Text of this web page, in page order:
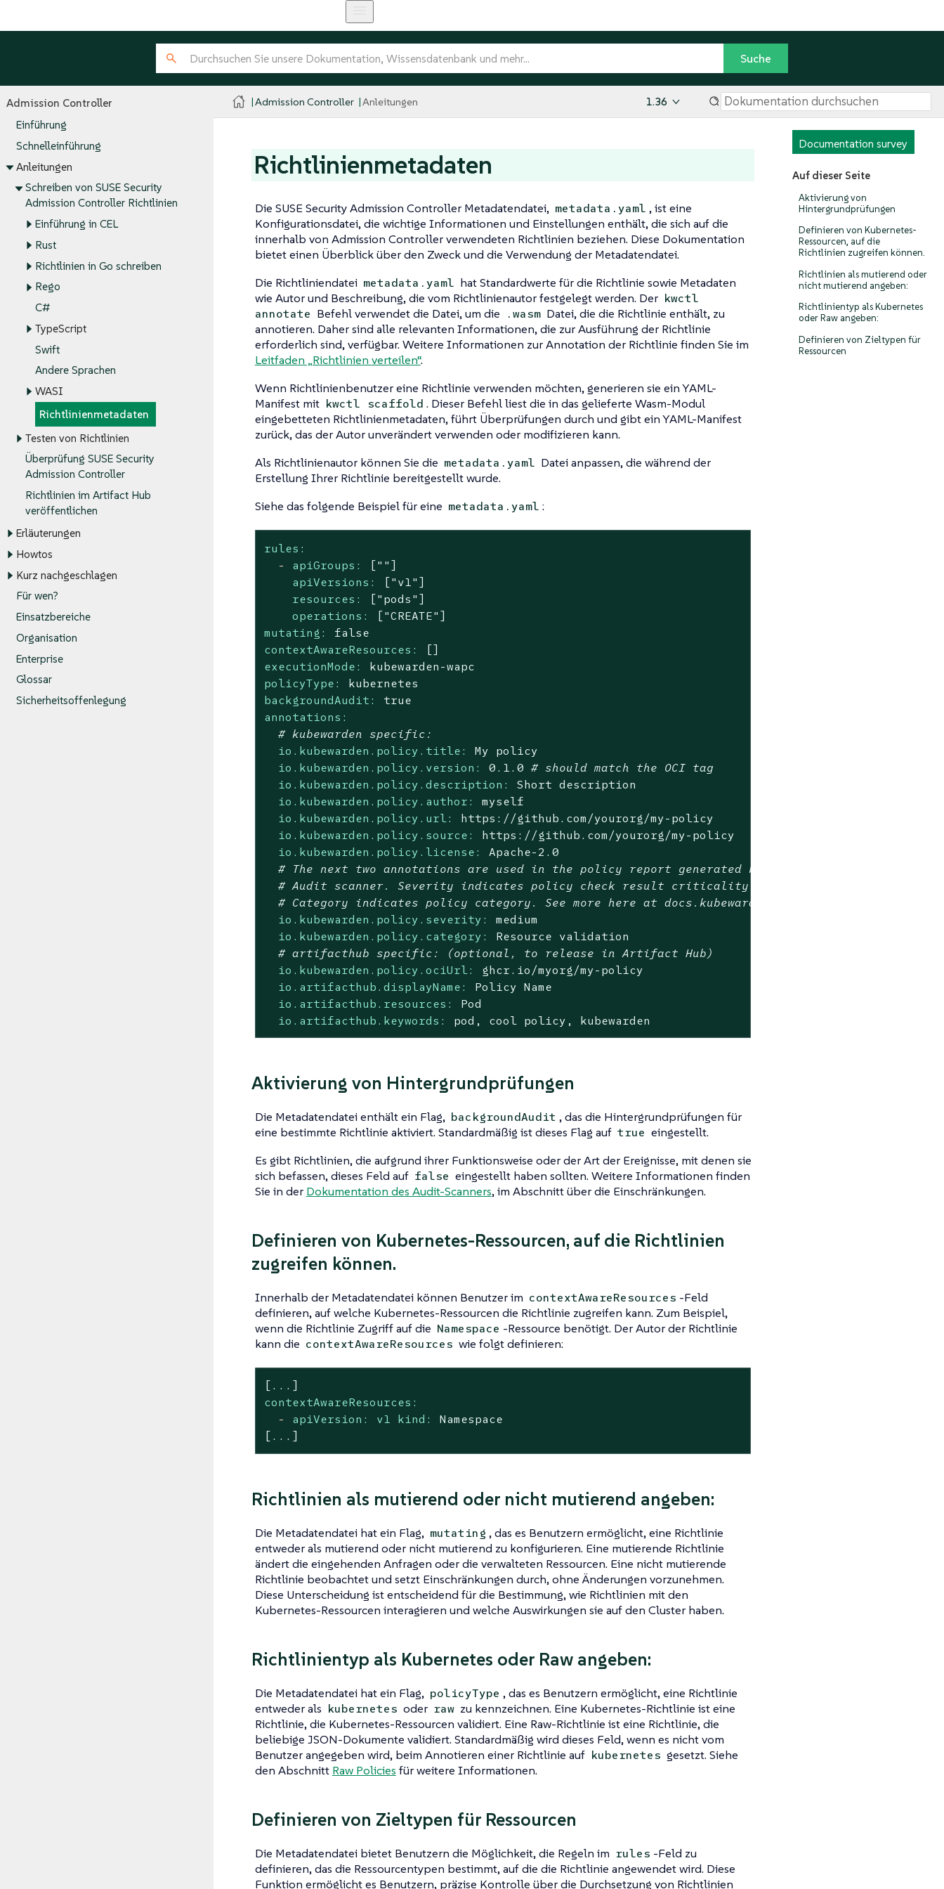
Admission Controller
Einführung
Schnelleinführung
Anleitungen
Schreiben von SUSE Security
Admission Controller Richtlinien
Einführung in CEL
Rust
Richtlinien in Go schreiben
Rego
C#
TypeScript
Swift
Andere Sprachen
WASI
Richtlinienmetadaten
Testen von Richtlinien
Überprüfung SUSE Security
Admission Controller
Richtlinien im Artifact Hub
veröffentlichen
Erläuterungen
Howtos
Kurz nachgeschlagen
Für wen?
Einsatzbereiche
Organisation
Enterprise
Glossar
Sicherheitsoffenlegung
Admission Controller Anleitungen 1.36
Documentation survey
Auf dieser Seite
Aktivierung von
Hintergrundprüfungen
Definieren von Kubernetes-
Ressourcen, auf die
Richtlinien zugreifen können.
Richtlinien als mutierend oder
nicht mutierend angeben:
Richtlinientyp als Kubernetes
oder Raw angeben:
Definieren von Zieltypen für
Ressourcen
Richtlinienmetadaten
Die SUSE Security Admission Controller Metadatendatei, metadata.yaml , ist eine
Konfigurationsdatei, die wichtige Informationen und Einstellungen enthält, die sich auf die
innerhalb von Admission Controller verwendeten Richtlinien beziehen. Diese Dokumentation
bietet einen Überblick über den Zweck und die Verwendung der Metadatendatei.
Die Richtliniendatei metadata.yaml hat Standardwerte für die Richtlinie sowie Metadaten
wie Autor und Beschreibung, die vom Richtlinienautor festgelegt werden. Der kwctl
annotate Befehl verwendet die Datei, um die .wasm Datei, die die Richtlinie enthält, zu
annotieren. Daher sind alle relevanten Informationen, die zur Ausführung der Richtlinie
erforderlich sind, verfügbar. Weitere Informationen zur Annotation der Richtlinie finden Sie im
Leitfaden „Richtlinien verteilen“.
Wenn Richtlinienbenutzer eine Richtlinie verwenden möchten, generieren sie ein YAML-
Manifest mit kwctl scaffold . Dieser Befehl liest die in das gelieferte Wasm-Modul
eingebetteten Richtlinienmetadaten, führt Überprüfungen durch und gibt ein YAML-Manifest
zurück, das der Autor unverändert verwenden oder modifizieren kann.
Als Richtlinienautor können Sie die metadata.yaml Datei anpassen, die während der
Erstellung Ihrer Richtlinie bereitgestellt wurde.
Siehe das folgende Beispiel für eine metadata.yaml :
rules:
-
apiGroups:
[""]
apiVersions:
["v1"]
resources:
["pods"]
operations:
["CREATE"]
mutating:
false
contextAwareResources:
[]
executionMode:
kubewarden-wapc
policyType:
kubernetes
backgroundAudit:
true
annotations:
# kubewarden specific:
io.kubewarden.policy.title:
My policy
io.kubewarden.policy.version:
0.1 .0 # should match the OCI tag
io.kubewarden.policy.description:
Short description
io.kubewarden.policy.author:
myself
io.kubewarden.policy.url:
https://github.com/yourorg/my-policy
io.kubewarden.policy.source:
https://github.com/yourorg/my-policy
io.kubewarden.policy.license:
Apache-2.0
# The next two annotations are used in the policy report generated by the
# Audit scanner. Severity indicates policy check result criticality and
# Category indicates policy category. See more here at docs.kubewarden.io
io.kubewarden.policy.severity:
medium
io.kubewarden.policy.category:
Resource validation
# artifacthub specific: (optional, to release in Artifact Hub)
io.kubewarden.policy.ociUrl:
ghcr.io/myorg/my-policy
io.artifacthub.displayName:
Policy Name
io.artifacthub.resources:
Pod
io.artifacthub.keywords:
pod, cool policy, kubewarden
Aktivierung von Hintergrundprüfungen
Die Metadatendatei enthält ein Flag, backgroundAudit , das die Hintergrundprüfungen für
eine bestimmte Richtlinie aktiviert. Standardmäßig ist dieses Flag auf true eingestellt.
Es gibt Richtlinien, die aufgrund ihrer Funktionsweise oder der Art der Ereignisse, mit denen sie
sich befassen, dieses Feld auf false eingestellt haben sollten. Weitere Informationen finden
Sie in der Dokumentation des Audit-Scanners, im Abschnitt über die Einschränkungen.
Definieren von Kubernetes-Ressourcen, auf die Richtlinien
zugreifen können.
Innerhalb der Metadatendatei können Benutzer im contextAwareResources -Feld
definieren, auf welche Kubernetes-Ressourcen die Richtlinie zugreifen kann. Zum Beispiel,
wenn die Richtlinie Zugriff auf die Namespace -Ressource benötigt. Der Autor der Richtlinie
kann die contextAwareResources wie folgt definieren:
[...]
contextAwareResources:
-
apiVersion: v1 kind:
Namespace
[...]
Richtlinien als mutierend oder nicht mutierend angeben:
Die Metadatendatei hat ein Flag, mutating , das es Benutzern ermöglicht, eine Richtlinie
entweder als mutierend oder nicht mutierend zu konfigurieren. Eine mutierende Richtlinie
ändert die eingehenden Anfragen oder die verwalteten Ressourcen. Eine nicht mutierende
Richtlinie beobachtet und setzt Einschränkungen durch, ohne Änderungen vorzunehmen.
Diese Unterscheidung ist entscheidend für die Bestimmung, wie Richtlinien mit den
Kubernetes-Ressourcen interagieren und welche Auswirkungen sie auf den Cluster haben.
Richtlinientyp als Kubernetes oder Raw angeben:
Die Metadatendatei hat ein Flag, policyType , das es Benutzern ermöglicht, eine Richtlinie
entweder als kubernetes oder raw zu kennzeichnen. Eine Kubernetes-Richtlinie ist eine
Richtlinie, die Kubernetes-Ressourcen validiert. Eine Raw-Richtlinie ist eine Richtlinie, die
beliebige JSON-Dokumente validiert. Standardmäßig wird dieses Feld, wenn es nicht vom
Benutzer angegeben wird, beim Annotieren einer Richtlinie auf kubernetes gesetzt. Siehe
den Abschnitt Raw Policies für weitere Informationen.
Definieren von Zieltypen für Ressourcen
Die Metadatendatei bietet Benutzern die Möglichkeit, die Regeln im rules -Feld zu
definieren, das die Ressourcentypen bestimmt, auf die die Richtlinie angewendet wird. Diese
Funktion ermöglicht es Benutzern, präzise Kontrolle über die Durchsetzung von Richtlinien